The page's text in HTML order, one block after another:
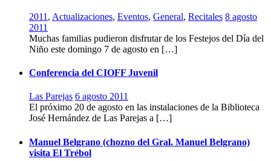
2011 , Actualizaciones, Eventos, General, Recitales 8 agosto
2011
Muchas familias pudieron disfrutar de los Festejos del Día del
Niño este domingo 7 de agosto en […]
Conferencia del CIOFF Juvenil
Las Parejas 6 agosto 2011
El próximo 20 de agosto en las instalaciones de la Biblioteca
José Hernández de Las Parejas a […]
Manuel Belgrano (chozno del Gral. Manuel Belgrano)
visita El Trébol